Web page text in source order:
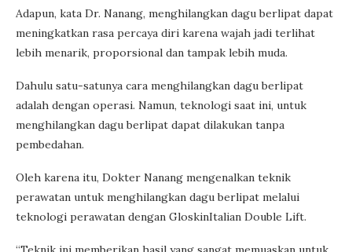
Adapun, kata Dr. Nanang, menghilangkan dagu berlipat dapat
meningkatkan rasa percaya diri karena wajah jadi terlihat
lebih menarik, proporsional dan tampak lebih muda.
Dahulu satu-satunya cara menghilangkan dagu berlipat
adalah dengan operasi. Namun, teknologi saat ini, untuk
menghilangkan dagu berlipat dapat dilakukan tanpa
pembedahan.
Oleh karena itu, Dokter Nanang mengenalkan teknik
perawatan untuk menghilangkan dagu berlipat melalui
teknologi perawatan dengan GloskinItalian Double Lift.